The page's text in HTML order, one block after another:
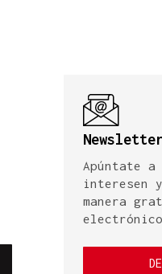
Apúntate
interesen
manera
electrónico